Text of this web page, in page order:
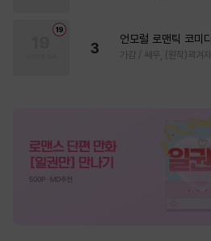
3
언모럴 로맨틱 코미디
가감 / 쌔우, (원작)곽겨자